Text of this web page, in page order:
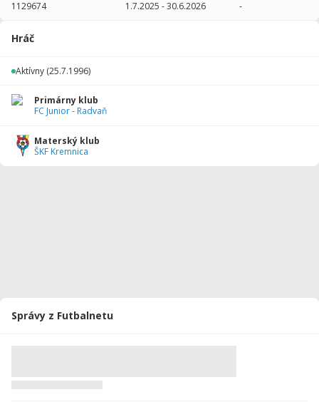
1129674 1.7.2025 -30.6.2026 -
Hráč
Aktívny (25.7.1996)
Primárny klub
FC Junior - Radvaň
Materský klub
ŠKF Kremnica
Správy z Futbalnetu